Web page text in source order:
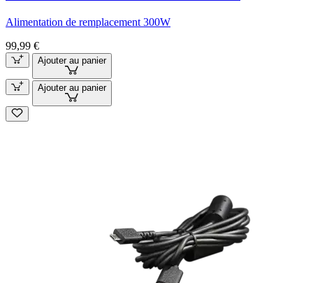
Alimentation de remplacement 300W
99,99 €
Ajouter au panier
Ajouter au panier